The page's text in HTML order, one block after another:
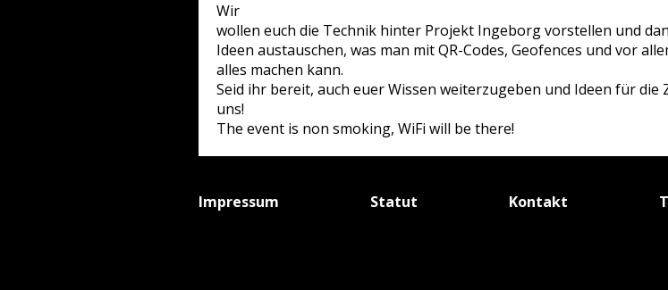
Wir
wollen euch die Technik hinter Projekt Ingeborg vorstellen und
Ideen austauschen, was man mit QR-Codes, Geofences und vor
alles machen kann.
Seid ihr bereit, auch euer Wissen weiterzugeben und Ideen für
uns!
The event is non smoking, WiFi will be there!
Impressum Statut Kontakt